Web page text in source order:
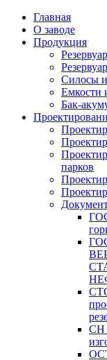
Главная
О заводе
Продукция
Силосы и
Емкости
Бак-
парков
СН